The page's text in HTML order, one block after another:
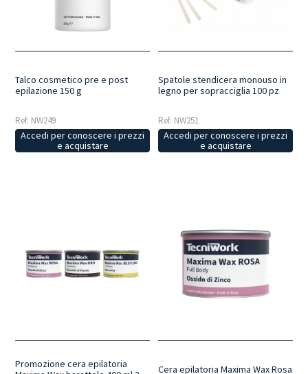
Talco cosmetico pre e post
epilazione 150 g
Ref: NW249
Accedi per conoscere i prezzi
e acquistare
Spatole stendicera monouso in
legno per sopracciglia 100 pz
Ref: NW251
Accedi per conoscere i prezzi
e acquistare
Promozione cera epilatoria
Cera epilatoria Maxima Wax Rosa